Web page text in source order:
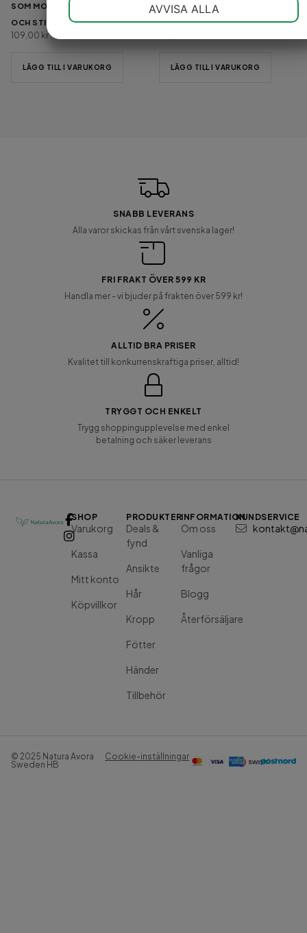
SOM MOTVERKAR HÅRAVFALL
OCH STIMULERAR HÅRVÄXT
109,00 kr
LÄGG TILL I VARUKORG
ÅTERFUKTANDE AYURVEDISKT
SCHAMPO
LÄGG TILL I VARUKORG
SNABB LEVERANS
Alla varor skickas från vårt svenska lager!
FRI FRAKT ÖVER 599 KR
Handla mer - vi bjuder på frakten över 599 kr!
ALLTID BRA PRISER
Kvalitet till konkurrenskraftiga priser, alltid!
TRYGGT OCH ENKELT
Trygg shoppingupplevelse med enkel
betalning och säker leverans
SHOP
Varukorg
Kassa
Mitt konto
Köpvillkor
PRODUKTER
Deals &
fynd
Ansikte
Hår
Kropp
Fötter
Händer
Tillbehör
INFORMATION
Om oss
Vanliga
frågor
Blogg
Återförsäljare
KUNDSERVICE
© 2025 Natura Avora
Sweden HB
Cookie-inställningar
AVVISA ALLA